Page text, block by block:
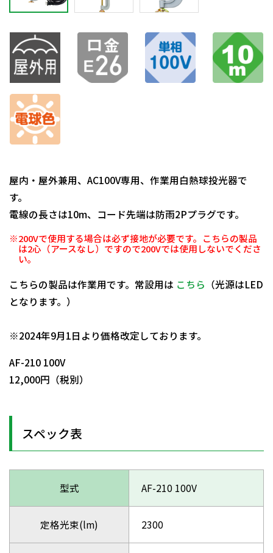
屋内・屋外兼用、AC100V専用、作業用白熱球投光器で
す。
電線の長さは10m、コード先端は防雨2Pプラグです。
※200Vで使用する場合は必ず接地が必要です。こちらの製品
は2心（アースなし）ですので200Vでは使用しないでくださ
い。
こちらの製品は作業用です。常設用は こちら （光源はLED
となります。）
※2024年9月1日より価格改定しております。
AF-210 100V
12,000円（税別）
スペック表
型式 AF-210 100V
定格光束(lm) 2300